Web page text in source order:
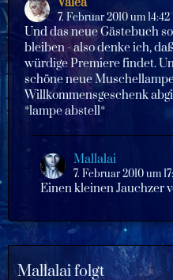
7. Februar 2010 um 14:42
Und das neue Gästebuch
bleiben - also denke ich,
würdige Premiere findet.
schöne neue
Willkommensgeschenk
*lampe abstell*
Mallalai
7. Februar 2010 um
Einen kleinen Jauchzer
Mallalai folgt